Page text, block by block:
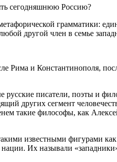
сегодняшнюю Россию?
грамматики:
другой член в семье
Рима и Константинополя,
писатели, поэты и
других сегмент
такие философы, как
известными фигурами
Их называли